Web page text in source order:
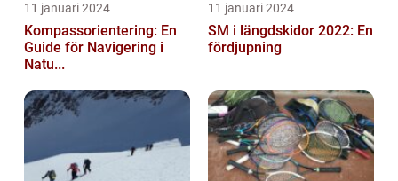
11 januari 2024
Kompassorientering: En
Guide för Navigering i
Natu...
11 januari 2024
SM i längdskidor 2022: En
fördjupning